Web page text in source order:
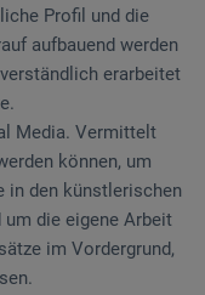
Profil und die
aufbauend werden
erarbeitet
Media. Vermittelt
können, um
in den künstlerischen
um die eigene Arbeit
im Vordergrund,